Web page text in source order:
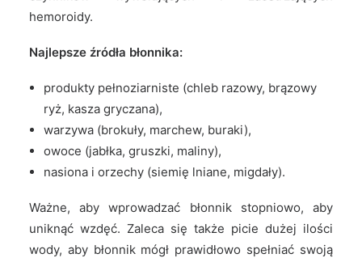
hemoroidy.
Najlepsze źródła błonnika:
produkty pełnoziarniste (chleb razowy, brązowy
ryż, kasza gryczana),
warzywa (brokuły, marchew, buraki),
owoce (jabłka, gruszki, maliny),
nasiona i orzechy (siemię lniane, migdały).
Ważne, aby wprowadzać błonnik stopniowo, aby
uniknąć wzdęć. Zaleca się także picie dużej ilości
wody, aby błonnik mógł prawidłowo spełniać swoją